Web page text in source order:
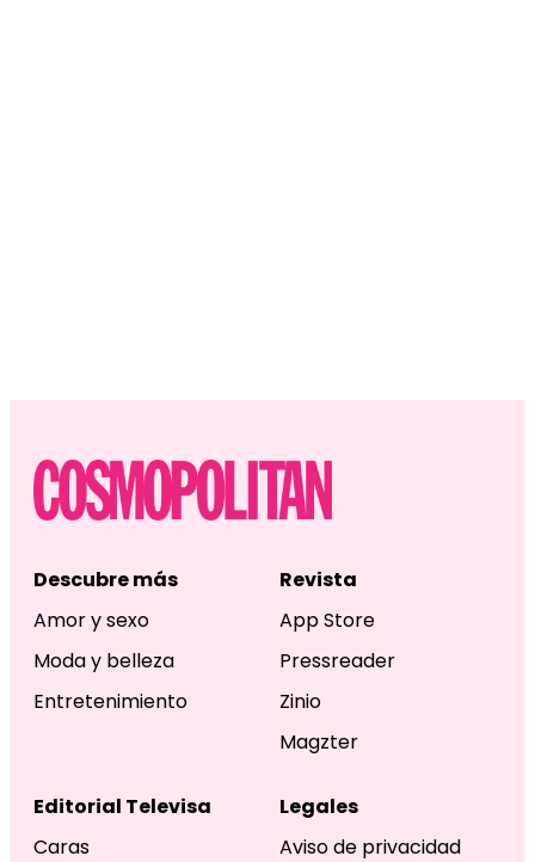
Descubre más
Amor y sexo
Moda y belleza
Entretenimiento
Revista
App Store
Pressreader
Zinio
Magzter
Editorial Televisa
Caras
Legales
Aviso de privacidad